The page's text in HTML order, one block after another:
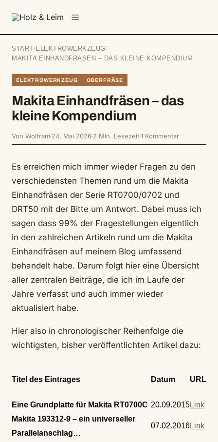
START / ELEKTROWERKZEUG/
MAKITA EINHANDFRÄSEN – DAS KLEINE KOMPENDIUM
ELEKTROWERKZEUG OBERFRÄSE
Makita Einhandfräsen – das
kleine Kompendium
Von Wolfram 24. Mai 2026 2 Min. Lesezeit1 Kommentar
Es erreichen mich immer wieder Fragen zu den
verschiedensten Themen rund um die Makita
Einhandfräsen der Serie RT0700/0702 und
DRT50 mit der Bitte um Antwort. Dabei muss ich
sagen dass 99% der Fragestellungen eigentlich
in den zahlreichen Artikeln rund um die Makita
Einhandfräsen auf meinem Blog umfassend
behandelt habe. Darum folgt hier eine Übersicht
aller zentralen Beiträge, die ich im Laufe der
Jahre verfasst und auch immer wieder
aktualisiert habe.
Hier also in chronologischer Reihenfolge die
wichtigsten, bisher veröffentlichten Artikel dazu:
Titel des Eintrages Datum URL
Eine Grundplatte für Makita RT0700C 20.09.2015Link
Makita 193312-9 – ein universeller
Parallelanschlag…
07.02.2016Link